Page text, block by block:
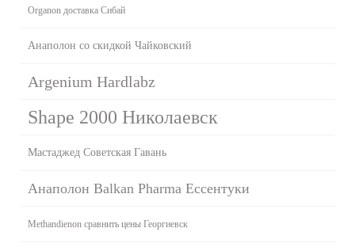
Organon доставка Сибай
Анаполон со скидкой Чайковский
Argenium Hardlabz
Shape 2000 Николаевск
Мастаджед Советская Гавань
Анаполон Balkan Pharma Ессентуки
Methandienon сравнить цены Георгиевск